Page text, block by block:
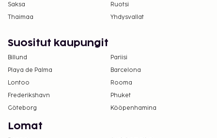
Kontaktiton uloskirjautuminen on saatavilla.
Saksa
Ruotsi
Thaimaa
Yhdysvallat
Suositut kaupungit
Billund
Pariisi
Playa de Palma
Barcelona
Lontoo
Rooma
Frederikshavn
Phuket
Göteborg
Kööpenhamina
Lomat